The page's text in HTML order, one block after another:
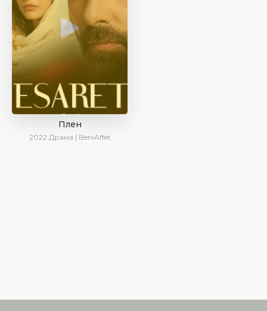
Плен
2022 Драма | BeniAffet